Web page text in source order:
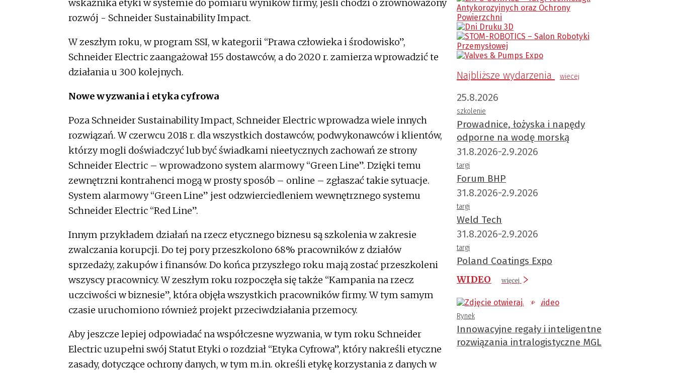
wskaźnika etyki w systemie do pomiaru wyników firmy, jeśli chodzi o zrównoważony
rozwój - Schneider Sustainability Impact.
W zeszłym roku, w program SSI, w kategorii “Prawa człowieka i środowisko”,
Schneider Electric zaangażował 155 dostawców, a do 2020 r. zamierza wprowadzić te
działania u 300 kolejnych.
Nowe wyzwania i etyka cyfrowa
Poza Schneider Sustainability Impact, Schneider Electric wprowadza wiele innych
rozwiązań. W czerwcu 2018 r. dla wszystkich dostawców, podwykonawców i klientów,
którzy mogli doświadczyć lub być świadkami nieetycznych zachowań ze strony
Schneider Electric – wprowadzono system alarmowy “Green Line”. Dzięki temu
zewnętrzni kontrahenci mogą w prosty sposób – online – zgłaszać takie sytuacje.
System alarmowy “Green Line” jest odzwierciedleniem wewnętrznego systemu
Schneider Electric “Red Line”.
Innym przykładem działań na rzecz etycznego biznesu są szkolenia w zakresie
zwalczania korupcji. Do tej pory przeszkolono 68% pracowników z działów
sprzedaży, zakupów i finansów. Do końca przyszłego roku mają zostać przeszkoleni
wszyscy pracownicy. W zeszłym roku rozpoczęła się także “Kampania na rzecz
uczciwości w biznesie”, która objęła wszystkich pracowników firmy. W tym samym
czasie uruchomiono również projekt przeciwdziałania przemocy.
Aby jeszcze lepiej odpowiadać na współczesne wyzwania, w tym roku Schneider
Electric uzupełni swój Statut Etyki o rozdział “Etyka Cyfrowa”, który nakreśli etyczne
zasady, dotyczące ochrony danych, w tym m.in. określi etykę korzystania z danych w
Najbliższe wydarzenia wiecej
25.8.2026
szkolenie
Prowadnice, łożyska i napędy
odporne na wodę morską
31.8.2026-2.9.2026
targi
Forum BHP
31.8.2026-2.9.2026
targi
Weld Tech
31.8.2026-2.9.2026
targi
Poland Coatings Expo
WIDEO
więcej
Rynek
Innowacyjne regały i inteligentne
rozwiązania intralogistyczne MGL